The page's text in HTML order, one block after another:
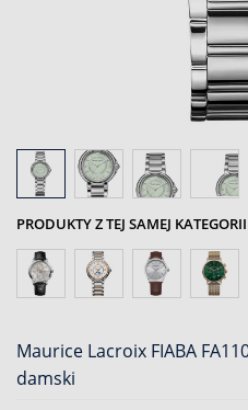
PRODUKTY Z TEJ SAMEJ KATEGORII
Maurice Lacroix FIABA
damski